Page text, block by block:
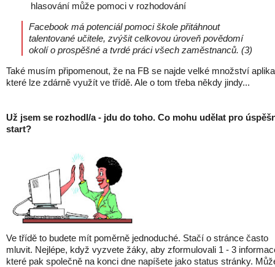
hlasování může pomoci v rozhodování
Facebook má potenciál pomoci škole přitáhnout
talentované učitele, zvýšit celkovou úroveň povědomí
okolí o prospěšné a tvrdé práci všech zaměstnanců. (3)
Také musím připomenout, že na FB se najde velké množství
které lze zdárně využít ve třídě. Ale o tom třeba někdy jindy...
Už jsem se rozhodl/a - jdu do toho. Co mohu udělat pro
start?
Ve třídě to budete mít poměrně jednoduché. Stačí o stránce často
mluvit. Nejlépe, když vyzvete žáky, aby zformulovali 1 - 3
které pak společně na konci dne napíšete jako status stránky.